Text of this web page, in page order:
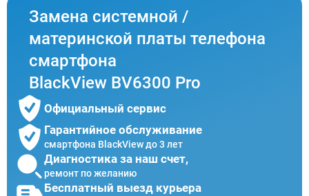
Замена системной /
материнской платы телефона
смартфона
BlackView BV6300 Pro
Официальный сервис
Гарантийное обслуживание
смартфона BlackView до 3 лет
Диагностика за наш счет,
ремонт по желанию
Бесплатный выезд курьера